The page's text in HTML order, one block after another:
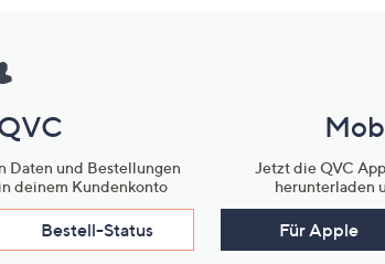
Daten und Bestellungen
deinem Kundenkonto
Bestell-Status
Jetzt die QVC
herunterladen
Für Apple